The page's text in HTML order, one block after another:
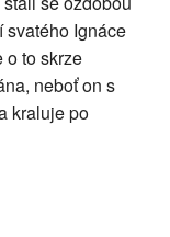
svatého Ignáce
o to skrze
neboť on s
kraluje po